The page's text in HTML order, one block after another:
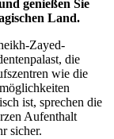
genießen Sie
Land.
Zayed-
die
wie die
ist, sprechen die
Aufenthalt
sicher.